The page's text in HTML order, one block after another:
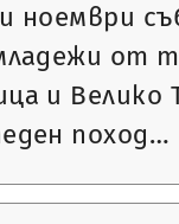
ноември
от
и Велико
поход…